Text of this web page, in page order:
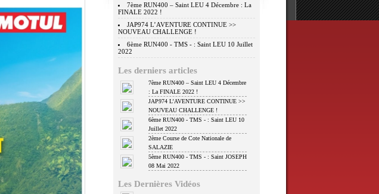
7ème RUN400 – Saint LEU 4 Décembre : La
FINALE 2022 !
JAP974 L’AVENTURE CONTINUE >>
NOUVEAU CHALLENGE !
6ème RUN400 - TMS - : Saint LEU 10 Juillet
2022
Les derniers articles
7ème RUN400 – Saint LEU 4 Décembre
: La FINALE 2022 !
JAP974 L’AVENTURE CONTINUE >>
NOUVEAU CHALLENGE !
6ème RUN400 - TMS - : Saint LEU 10
Juillet 2022
2ème Course de Cote Nationale de
SALAZIE
5ème RUN400 - TMS - : Saint JOSEPH
08 Mai 2022
Les Dernières Vidéos